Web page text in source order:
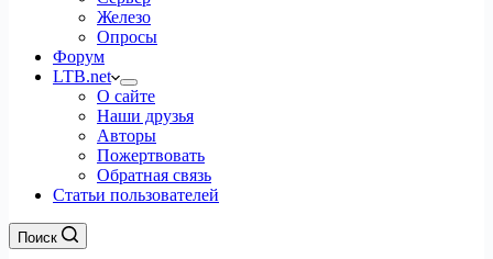
Железо
Опросы
Форум
LTB.net
О сайте
Наши друзья
Авторы
Пожертвовать
Обратная связь
Статьи пользователей
Поиск